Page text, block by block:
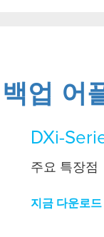
백업 어
DXi-
주요 특장점
지금 다운로드